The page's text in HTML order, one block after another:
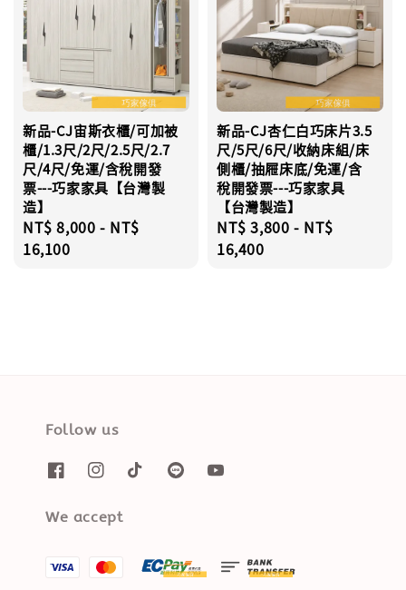
新品-CJ宙斯衣櫃/可加被
櫃/1.3尺/2尺/2.5尺/2.7
尺/4尺/免運/含稅開發
票---巧家家具【台灣製
造】
Regular
price
NT$ 8,000 - NT$
16,100
新品-CJ杏仁白巧床片3.5
尺/5尺/6尺/收納床組/床
側櫃/抽屜床底/免運/含
稅開發票---巧家家具
【台灣製造】
Regular
price
NT$ 3,800 - NT$
16,400
Follow us
We accept